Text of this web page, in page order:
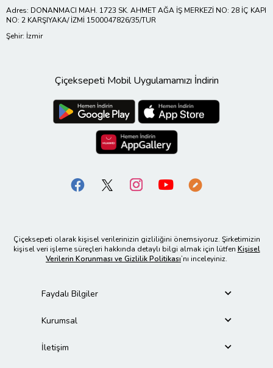
Adres: DONANMACI MAH. 1723 SK. AHMET AĞA İŞ MERKEZİ NO: 28 İÇ KAPI
NO: 2 KARŞIYAKA/ İZMİ 1500047826/35/TUR
Şehir: İzmir
Çiçeksepeti Mobil Uygulamamızı İndirin
Çiçeksepeti olarak kişisel verilerinizin gizliliğini önemsiyoruz. Şirketimizin
kişisel veri işleme süreçleri hakkında detaylı bilgi almak için lütfen Kişisel
Verilerin Korunması ve Gizlilik Politikası’nı inceleyiniz.
Faydalı Bilgiler
Kurumsal
İletişim